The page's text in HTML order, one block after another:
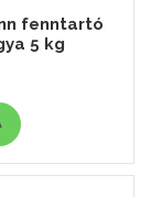
fenntartó
5 kg